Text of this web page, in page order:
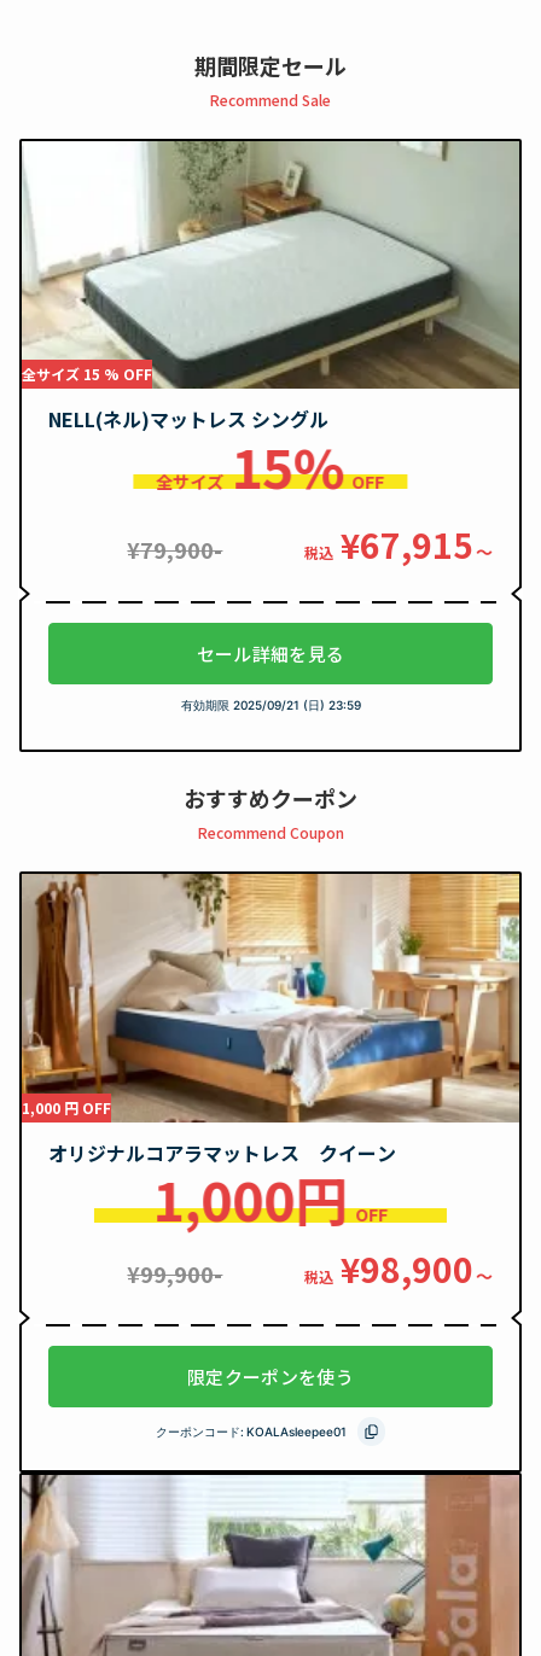
期間限定セール
Recommend Sale
全サイズ 15 % OFF
NELL(ネル)マットレス シングル
全サイズ 15% OFF
¥79,900- 税込 ¥67,915〜
セール詳細を見る
有効期限 2025/09/21 (日) 23:59
おすすめクーポン
Recommend Coupon
1,000 円 OFF
オリジナルコアラマットレス クイーン
1,000円 OFF
¥99,900- 税込 ¥98,900〜
限定クーポンを使う
クーポンコード: KOALAsleepee01